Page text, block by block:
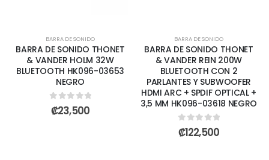
BARRA DE SONIDO
BARRA DE SONIDO THONET
& VANDER HOLM 32W
BLUETOOTH HK096-03653
NEGRO
0out of 5
₡23,500
BARRA DE SONIDO
BARRA DE SONIDO THONET
& VANDER REIN 200W
BLUETOOTH CON 2
PARLANTES Y SUBWOOFER
HDMI ARC + SPDIF OPTICAL +
3,5 MM HK096-03618 NEGRO
0out of 5
₡122,500